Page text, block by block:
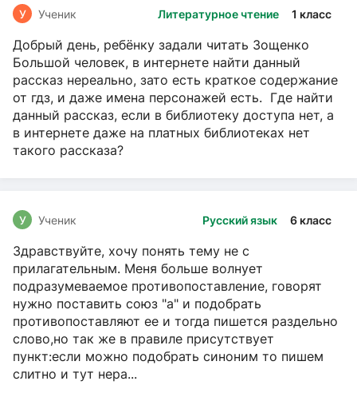
Литературное чтение 1 класс
У Ученик
Добрый день, ребёнку задали читать Зощенко
Большой человек, в интернете найти данный
рассказ нереально, зато есть краткое содержание
от гдз, и даже имена персонажей есть. Где найти
данный рассказ, если в библиотеку доступа нет, а
в интернете даже на платных библиотеках нет
такого рассказа?
Русский язык 6 класс
У Ученик
Здравствуйте, хочу понять тему не с
прилагательным. Меня больше волнует
подразумеваемое противопоставление, говорят
нужно поставить союз "а" и подобрать
противопоставляют ее и тогда пишется раздельно
слово,но так же в правиле присутствует
пункт:если можно подобрать синоним то пишем
слитно и тут нера...